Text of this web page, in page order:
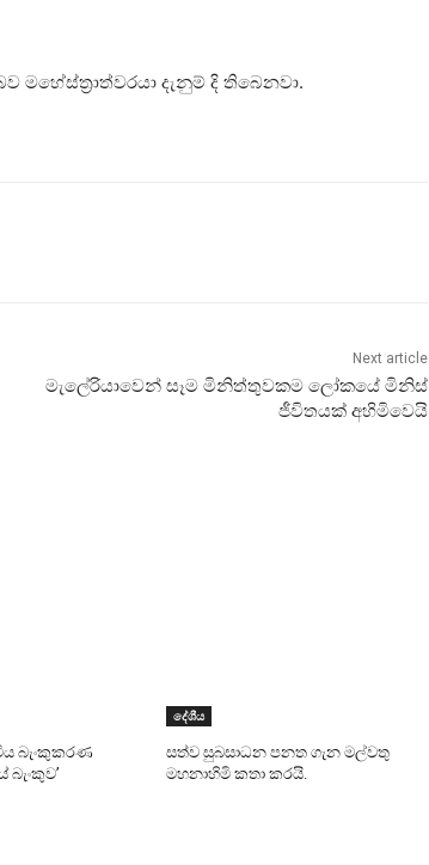
දැනුම් දි තිබෙනවා.
Next article
මැලේරියාවෙන් සෑම මිනිත්තුවකම ලෝකයේ මිනිස්
ජීවිතයක් අහිමිවෙයි
බැංකුකරණ
බැංකුව’
දේශීය
සත්ව සුබසාධන පනත ගැන මල්වතු
මහනාහිමි කතා කරයි.